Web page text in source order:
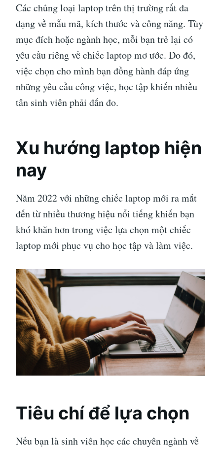
Các chủng loại laptop trên thị trường rất đa
dạng về mẫu mã, kích thước và công năng. Tùy
mục đích hoặc ngành học, mỗi bạn trẻ lại có
yêu cầu riêng về chiếc laptop mơ ước. Do đó,
việc chọn cho mình bạn đồng hành đáp ứng
những yêu cầu công việc, học tập khiến nhiều
tân sinh viên phải đắn đo.
Xu hướng laptop hiện
nay
Năm 2022 với những chiếc laptop mới ra mắt
đến từ nhiều thương hiệu nổi tiếng khiến bạn
khó khăn hơn trong việc lựa chọn một chiếc
laptop mới phục vụ cho học tập và làm việc.
Tiêu chí để lựa chọn
Nếu bạn là sinh viên học các chuyên ngành về